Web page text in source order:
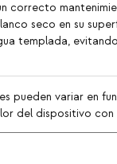
correcto
seco en su
templada,
pueden variar en
del dispositivo con